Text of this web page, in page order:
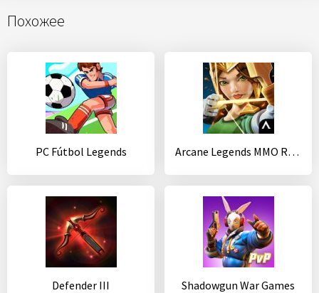
Похожее
PC Fútbol Legends Arcane Legends MMO RPG
Defender III Shadowgun War Games